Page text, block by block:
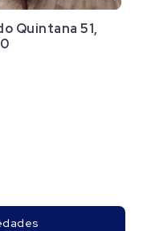
Quintana 51,